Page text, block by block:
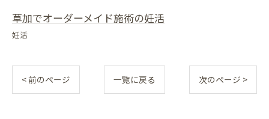
草加でオーダーメイド施術の妊活
妊活
< 前のページ 一覧に戻る 次のページ >